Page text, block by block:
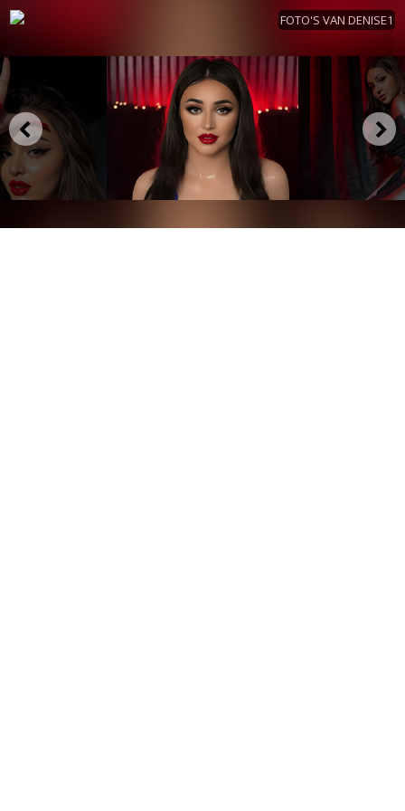
FOTO'S VAN DENISE1